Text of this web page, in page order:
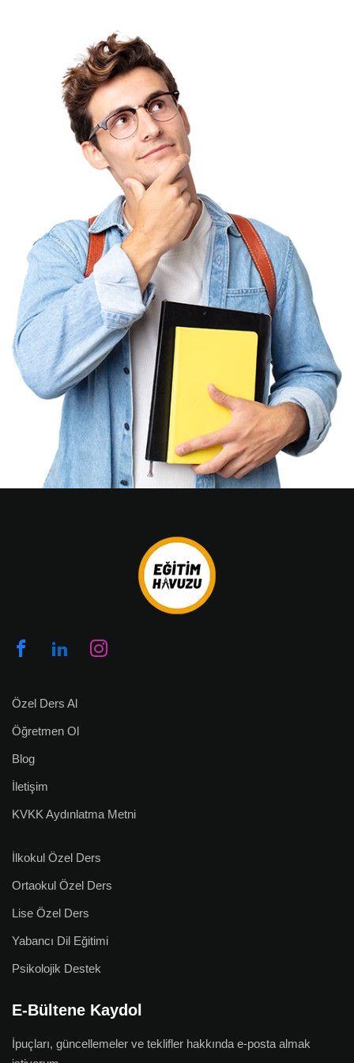
Özel Ders Al
Öğretmen Ol
Blog
İletişim
KVKK Aydınlatma Metni
İlkokul Özel Ders
Ortaokul Özel Ders
Lise Özel Ders
Yabancı Dil Eğitimi
Psikolojik Destek
E-Bültene Kaydol
İpuçları, güncellemeler ve teklifler hakkında e-posta almak